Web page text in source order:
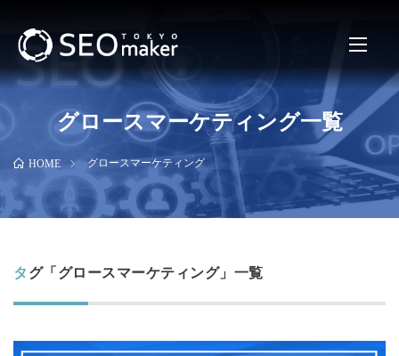
グロースマーケティング一覧
HOME グロースマーケティング
タグ「グロースマーケティング」一覧